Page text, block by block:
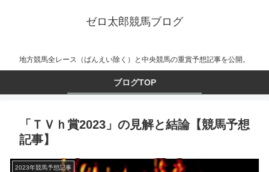
ゼロ太郎競馬ブログ
地方競馬全レース（ばんえい除く）と中央競馬の重賞予想記事を公開。
ブログTOP
「ＴＶｈ賞2023」の見解と結論【競馬予想
記事】
2023年競馬予想記事